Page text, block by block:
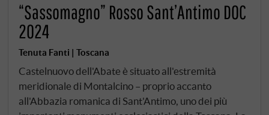
“Sassomagno” Rosso Sant’Antimo DOC
2024
Tenuta Fanti | Toscana
Castelnuovo dell'Abate è situato all'estremità
meridionale di Montalcino – proprio accanto
all'Abbazia romanica di Sant'Antimo, uno dei più